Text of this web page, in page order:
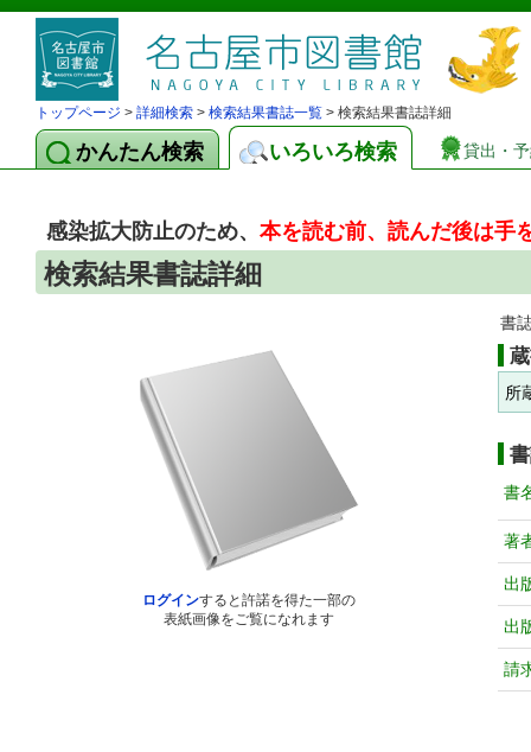
トップページ > 詳細検索 > 検索結果書誌一覧 > 検索結果書誌詳細
かんたん検索 いろいろ検索 貸出・
感染拡大防止のため、本を読む前、読んだ後は手
検索結果書誌詳細
ログインすると許諾を得た一部の
表紙画像をご覧になれます
書
所
書
著
出
出
請